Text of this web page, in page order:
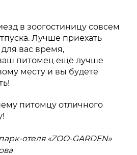
в зоогостиницу совсем
Лучше приехать
вас время,
питомец ещё лучше
месту и вы будете
питомцу отличного
отеля «ZOO-GARDEN»